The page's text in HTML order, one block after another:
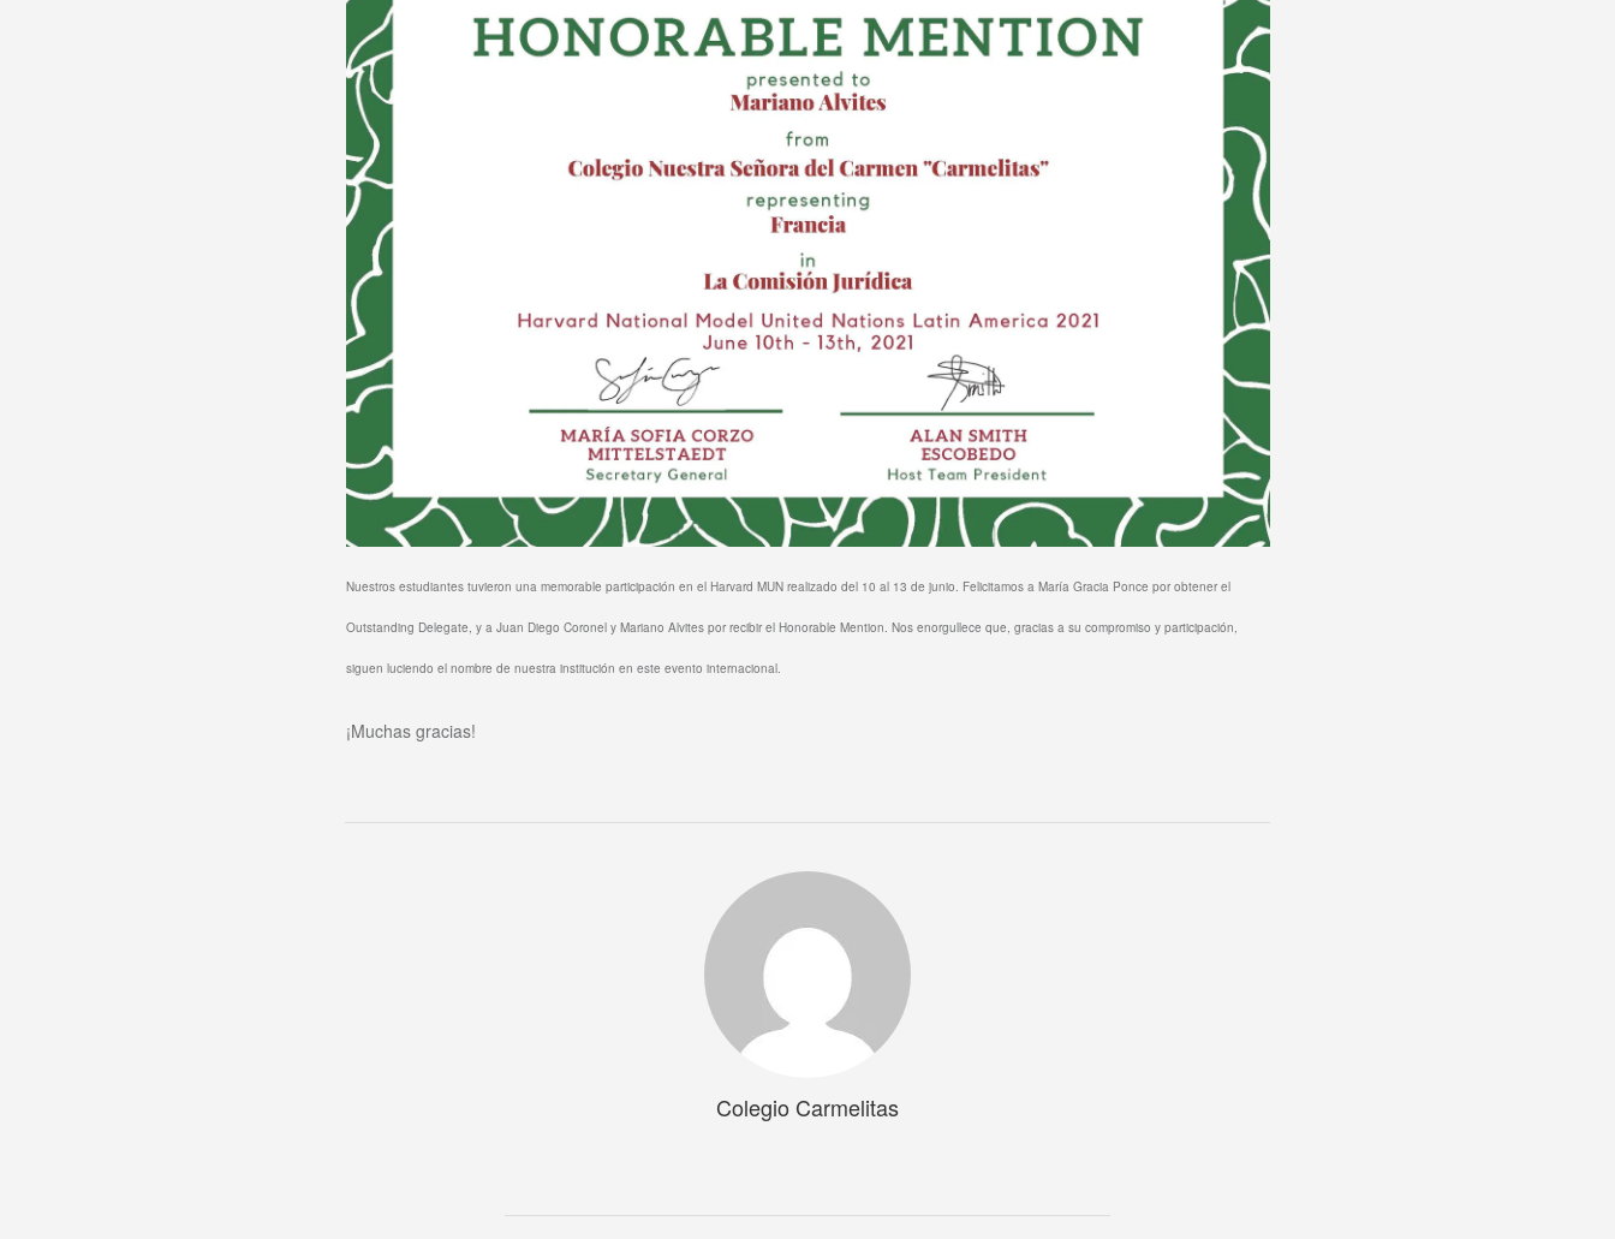
Nuestros estudiantes tuvieron una memorable participación en el Harvard MUN realizado del 10 al 13 de junio. Felicitamos a María Gracia Ponce por obtener el
Outstanding Delegate, y a Juan Diego Coronel y Mariano Alvites por recibir el Honorable Mention. Nos enorgullece que, gracias a su compromiso y participación,
siguen luciendo el nombre de nuestra institución en este evento internacional.
¡Muchas gracias!
Colegio Carmelitas